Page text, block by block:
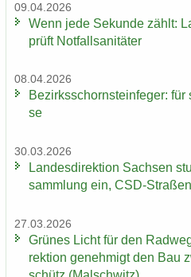
09.04.2026
Wenn jede Se­kun­de zählt:
prüft Not­fall­sa­ni­tä­ter
08.04.2026
Be­zirks­schorn­stein­fe­ger:
se
30.03.2026
Lan­des­di­rek­ti­on Sach­sen
samm­lung ein, CSD-​
27.03.2026
Grü­nes Licht für den
rek­ti­on ge­neh­migt den Bau